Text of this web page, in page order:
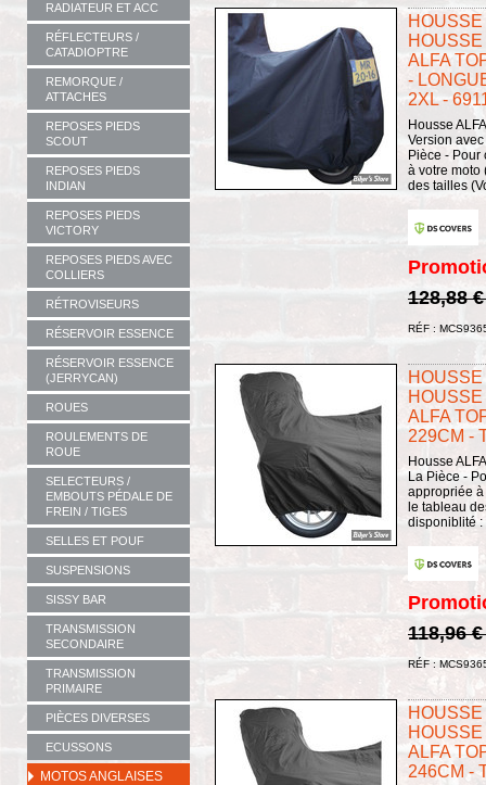
RADIATEUR ET ACC
RÉFLECTEURS /
CATADIOPTRE
REMORQUE /
ATTACHES
REPOSES PIEDS
SCOUT
REPOSES PIEDS
INDIAN
REPOSES PIEDS
VICTORY
REPOSES PIEDS AVEC
COLLIERS
RÉTROVISEURS
RÉSERVOIR ESSENCE
RÉSERVOIR ESSENCE
(JERRYCAN)
ROUES
ROULEMENTS DE
ROUE
SELECTEURS /
EMBOUTS PÉDALE DE
FREIN / TIGES
SELLES ET POUF
SUSPENSIONS
SISSY BAR
TRANSMISSION
SECONDAIRE
TRANSMISSION
PRIMAIRE
PIÈCES DIVERSES
ECUSSONS
MOTOS ANGLAISES
ALFA
-
2XL -
Housse
Version
Pièce -
à votre moto
des tailles
128,88
RÉF :
ALFA
229CM -
Housse
La Pièce -
appropriée
le tableau
disponiblité :
118,96
RÉF :
ALFA
246CM -